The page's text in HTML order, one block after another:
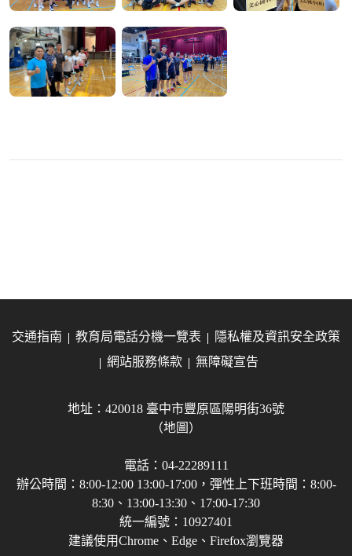
交通指南 教育局電話分機一覽表
隱私權及資訊安全政策
網站服務條款
無障礙宣告
地址：420018 臺中市豐原區陽明街36號
（地圖）
電話：04-22289111
辦公時間：8:00-12:00 13:00-17:00，彈性上下班時間：8:00-
8:30、13:00-13:30、17:00-17:30
統一編號：10927401
建議使用Chrome、Edge、Firefox瀏覽器